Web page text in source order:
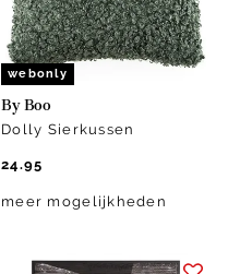
webonly
By Boo
Dolly Sierkussen
24.95
meer mogelijkheden